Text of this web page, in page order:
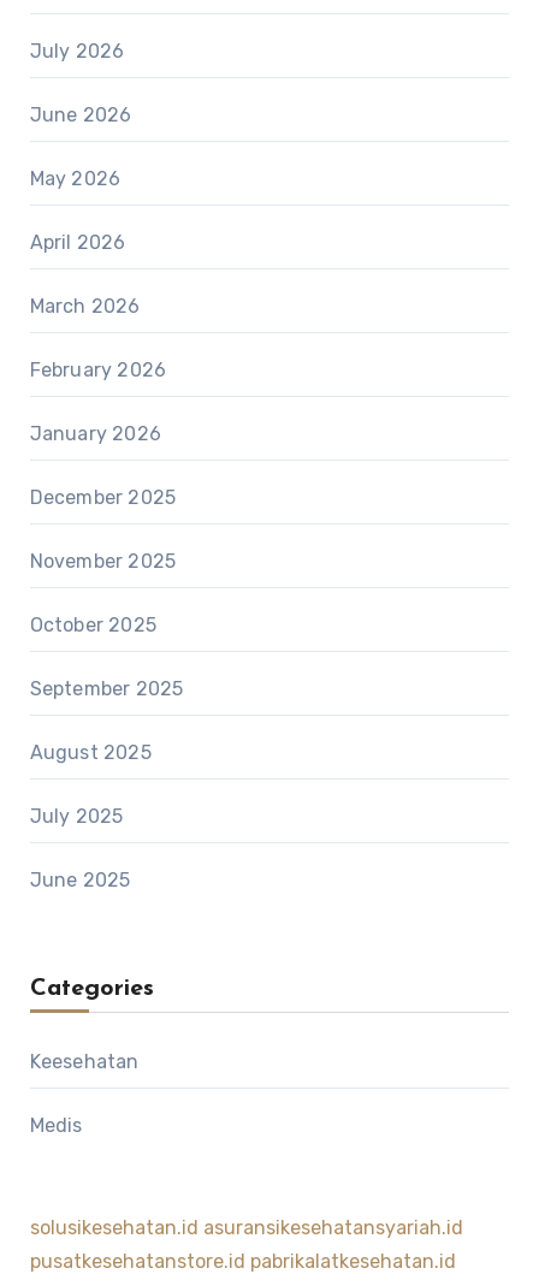
July 2026
June 2026
May 2026
April 2026
March 2026
February 2026
January 2026
December 2025
November 2025
October 2025
September 2025
August 2025
July 2025
June 2025
Categories
Keesehatan
Medis
solusikesehatan.id asuransikesehatansyariah.id
pusatkesehatanstore.id pabrikalatkesehatan.id